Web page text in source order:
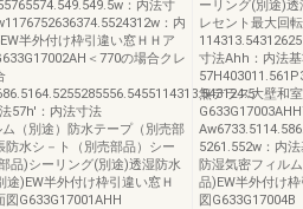
：内法寸
：内
半外付け枠引違い窓ＨＨア
＜770の場合クレ
57h'：内法寸法
（別途）防水テープ（別売部
水シ－ト（別売部品）シー
品)シーリング(別途)透湿防水
)EW半外付け枠引違い窓Ｈ
G633G17001AHH
ーリング(別途)
レセント最大回
寸法Ahh：内法
無テラス大壁和
5261.552w：内
防湿気密フィル
品)EW半外付け
図G633G17004B